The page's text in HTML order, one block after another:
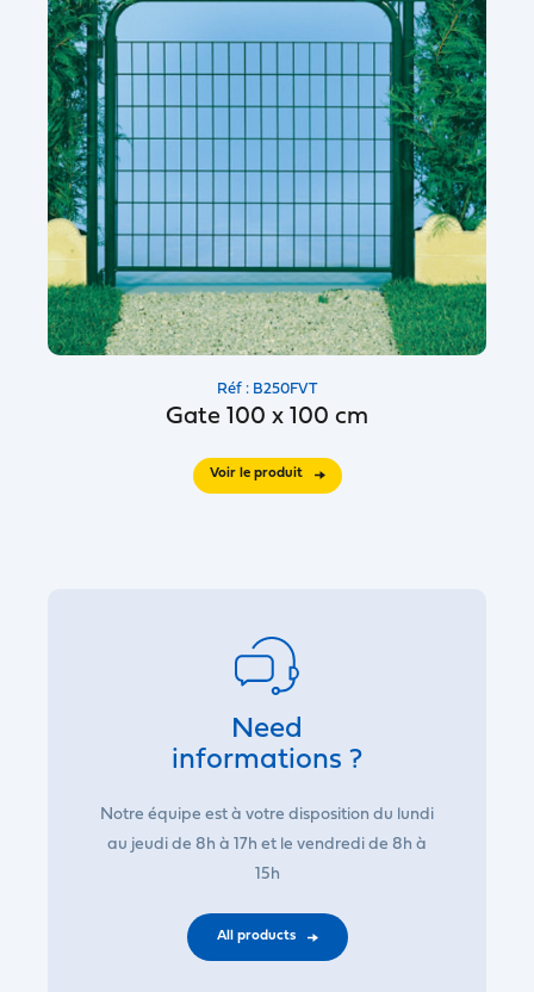
Réf : B250FVT
Gate 100 x 100 cm
Voir le produit
Need
informations ?
Notre équipe est à votre disposition du lundi
au jeudi de 8h à 17h et le vendredi de 8h à
15h
All products